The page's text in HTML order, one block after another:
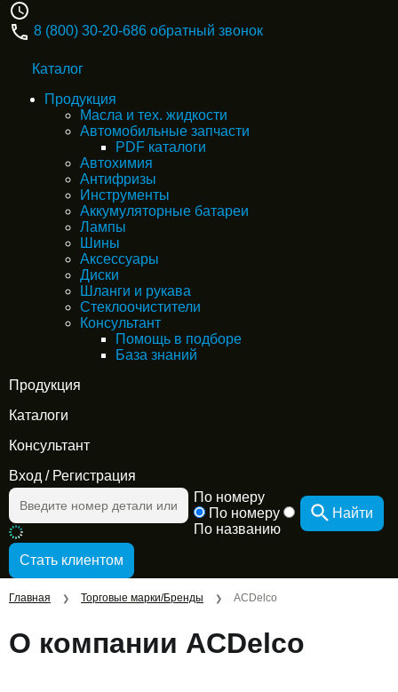
8 (800) 30-20-686 обратный звонок
Каталог
Продукция
Масла и тех. жидкости
Автомобильные запчасти
PDF каталоги
Автохимия
Антифризы
Инструменты
Аккумуляторные батареи
Лампы
Шины
Аксессуары
Диски
Шланги и рукава
Стеклоочистители
Консультант
Помощь в подборе
База знаний
Продукция
Каталоги
Консультант
Вход / Регистрация
По номеру
По номеру
По названию
Найти
Главная ❯ Торговые марки/Бренды ❯ ACDelco
О компании ACDelco